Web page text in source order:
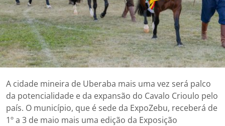
A cidade mineira de Uberaba mais uma vez será palco
da potencialidade e da expansão do Cavalo Crioulo pelo
país. O município, que é sede da ExpoZebu, receberá de
1º a 3 de maio mais uma edição da Exposição